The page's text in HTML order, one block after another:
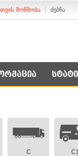
მოწმობა ძებნა
C